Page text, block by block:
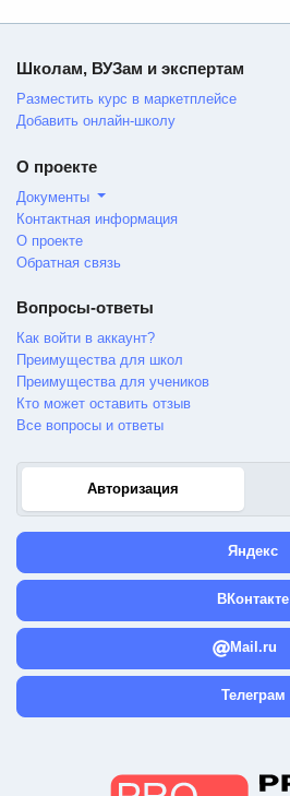
Школам, ВУЗам и экспертам
Разместить курс в маркетплейсе
Добавить онлайн-школу
О проекте
Документы
Контактная информация
О проекте
Обратная связь
Вопросы-ответы
Как войти в аккаунт?
Преимущества для школ
Преимущества для учеников
Кто может оставить отзыв
Все вопросы и ответы
Авторизация
Яндекс
ВКонтакте
Mail.ru
Телеграм